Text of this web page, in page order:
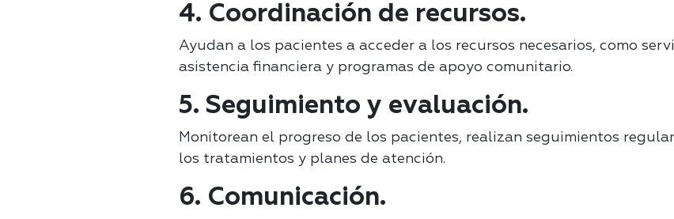
4. Coordinación de recursos.
Ayudan a los pacientes a acceder a los recursos necesarios, como
asistencia financiera y programas de apoyo comunitario.
5. Seguimiento y evaluación.
Monitorean el progreso de los pacientes, realizan seguimientos
los tratamientos y planes de atención.
6. Comunicación.